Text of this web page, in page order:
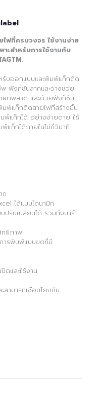
ฟที่ครบวงจร ใช้งานง่าย
ะสำหรับการใช้งานกับ
รับออกแบบและพิมพ์แท็กติด
ฟังก์ชันลากและวางช่วย
ผิดพลาด และด้วยฟังก็ชัน
มพ์แท็กติดสายไฟที่สร้างขึ้น
พ์แท็กได้ อย่างง่ายดาย ใช้
แท็กได้ภายในไม่กี่วินาที
ก
ได้แบบไดนามิก
ปรับเปลี่ยนได้ รวมถึงบาร์
ทธิภาพ
ารพิมพ์แบบขดที่มี
ดและใช้งาน
สามารถเชื่อมโยงกับ